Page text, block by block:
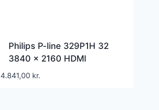
Philips P-line 329P1H 32
3840 x 2160 HDMI
DisplayPort USB-C 60Hz
4.841,00 kr.